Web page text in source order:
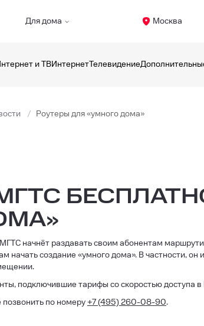
Для дома Москва
и ТВИнтернетТелевидение
Роутеры для «умного дома»
начнёт раздавать своим абонентам
начать создание «умного дома». В частности,
подключившие тарифы со скоростью доступа
по номеру+7 (495) 260-08-90.